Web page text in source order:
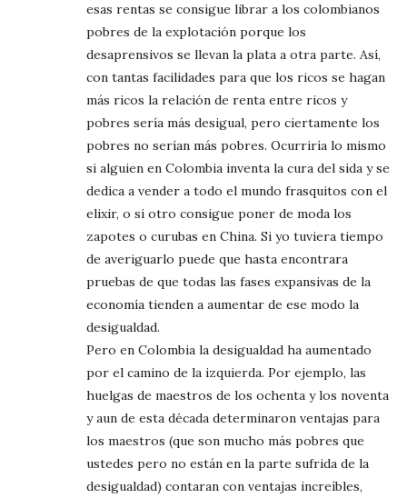
esas rentas se consigue librar a los colombianos
pobres de la explotación porque los
desaprensivos se llevan la plata a otra parte. Así,
con tantas facilidades para que los ricos se hagan
más ricos la relación de renta entre ricos y
pobres sería más desigual, pero ciertamente los
pobres no serían más pobres. Ocurriría lo mismo
si alguien en Colombia inventa la cura del sida y se
dedica a vender a todo el mundo frasquitos con el
elixir, o si otro consigue poner de moda los
zapotes o curubas en China. Si yo tuviera tiempo
de averiguarlo puede que hasta encontrara
pruebas de que todas las fases expansivas de la
economía tienden a aumentar de ese modo la
desigualdad.
Pero en Colombia la desigualdad ha aumentado
por el camino de la izquierda. Por ejemplo, las
huelgas de maestros de los ochenta y los noventa
y aun de esta década determinaron ventajas para
los maestros (que son mucho más pobres que
ustedes pero no están en la parte sufrida de la
desigualdad) contaran con ventajas increíbles,